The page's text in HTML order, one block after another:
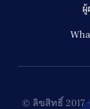
© ลิขสิทธิ์ 2017